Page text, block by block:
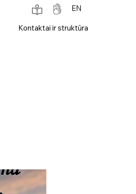
EN
Kontaktai ir struktūra